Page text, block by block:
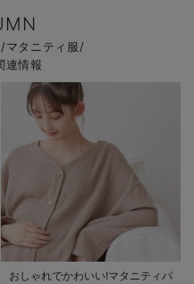
マタニティ服/
連情報
おしゃれでかわいい!マタニティパ